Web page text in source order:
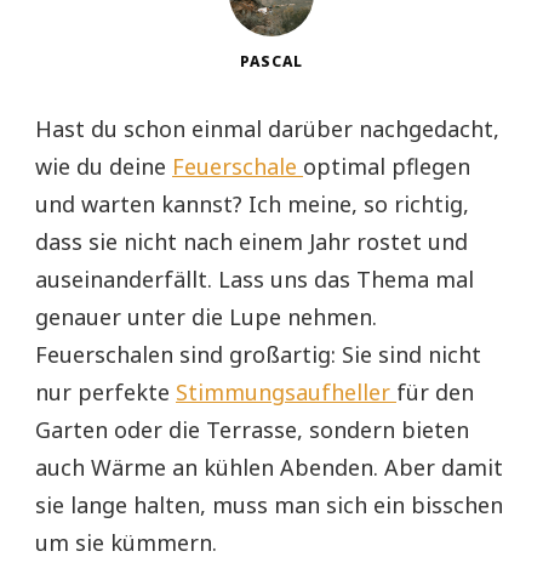
PASCAL
Hast du schon einmal darüber nachgedacht,
wie du deine Feuerschale optimal pflegen
und warten kannst? Ich meine, so richtig,
dass sie nicht nach einem Jahr rostet und
auseinanderfällt. Lass uns das Thema mal
genauer unter die Lupe nehmen.
Feuerschalen sind großartig: Sie sind nicht
nur perfekte Stimmungsaufheller für den
Garten oder die Terrasse, sondern bieten
auch Wärme an kühlen Abenden. Aber damit
sie lange halten, muss man sich ein bisschen
um sie kümmern.